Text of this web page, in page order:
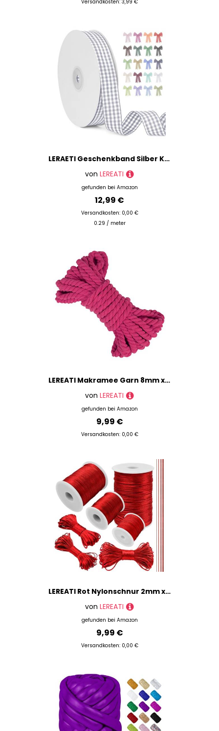
Versandkosten: 3,99 €
LERAETI Geschenkband Silber Karoband 20mm x 45m zum Verzieren & Basteln, Kariertes Band Breites Schleifenband, Dekoband für DIY Bastelkuchen, Strauß Dekoration, Geschenkverpackung, Haarschleife
von LEREATI
gefunden bei Amazon
12,99 €
Versandkosten: 0,00 €
0.29 / meter
LEREATI Makramee Garn 8mm x 10m Baumwollseil Dicke Baumwollkordel Baumwollgarn, Macrame Cord Geflochten für DIY Handwerk, Basteln, Makramee Wandbehang, Vorhang, Hängepflanze (Rosenrot)
von LEREATI
gefunden bei Amazon
9,99 €
Versandkosten: 0,00 €
LEREATI Rot Nylonschnur 2mm x 100m Armband Schnur für Armbänder Satinkordel Perlenschnur Schmuckband Nylonband für Armbänder, Perlen, Halsketten, Kumihimo, Chinesischer
von LEREATI
gefunden bei Amazon
9,99 €
Versandkosten: 0,00 €